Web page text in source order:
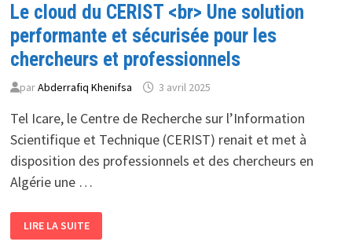
Le cloud du CERIST <br> Une solution
performante et sécurisée pour les
chercheurs et professionnels
parAbderrafiq Khenifsa 3 avril 2025
Tel Icare, le Centre de Recherche sur l’Information
Scientifique et Technique (CERIST) renait et met à
disposition des professionnels et des chercheurs en
Algérie une …
CLOUD
DU
LIRE LA SUITE